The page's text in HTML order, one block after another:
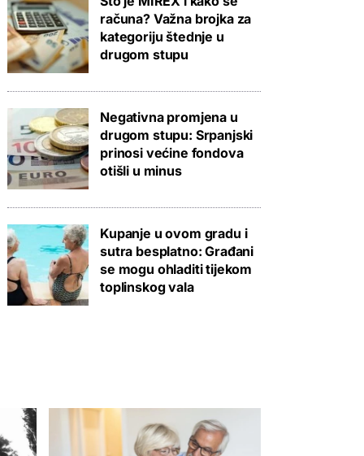
računa? Važna brojka za
kategoriju štednje u
drugom stupu
Negativna promjena u
drugom stupu: Srpanjski
prinosi većine fondova
otišli u minus
Kupanje u ovom gradu i
sutra besplatno: Građani
se mogu ohladiti tijekom
toplinskog vala